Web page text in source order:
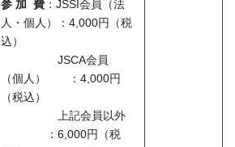
参 加 費 ：JSSI会員（法
人・個人）：4,000円（税
込）
JSCA会員
（個人） ：4,000円
（税込）
上記会員以外
：6,000円（税